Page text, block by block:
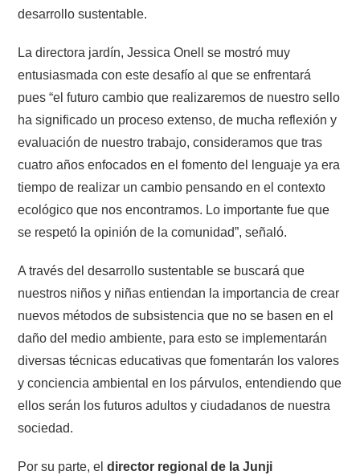
desarrollo sustentable.
La directora jardín, Jessica Onell se mostró muy
entusiasmada con este desafío al que se enfrentará
pues “el futuro cambio que realizaremos de nuestro sello
ha significado un proceso extenso, de mucha reflexión y
evaluación de nuestro trabajo, consideramos que tras
cuatro años enfocados en el fomento del lenguaje ya era
tiempo de realizar un cambio pensando en el contexto
ecológico que nos encontramos. Lo importante fue que
se respetó la opinión de la comunidad”, señaló.
A través del desarrollo sustentable se buscará que
nuestros niños y niñas entiendan la importancia de crear
nuevos métodos de subsistencia que no se basen en el
daño del medio ambiente, para esto se implementarán
diversas técnicas educativas que fomentarán los valores
y conciencia ambiental en los párvulos, entendiendo que
ellos serán los futuros adultos y ciudadanos de nuestra
sociedad.
Por su parte, eldirector regional de la Junji